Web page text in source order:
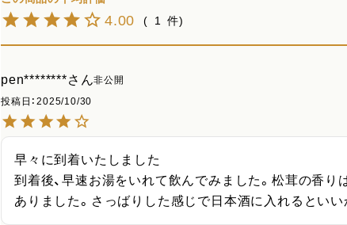
4.00 1
pen********
非公開
投稿日
2025/10/30
早々に到着いたしました
到着後、早速お湯をいれて飲んでみました。松茸の香
ありました。さっばりした感じで日本酒に入れるといい